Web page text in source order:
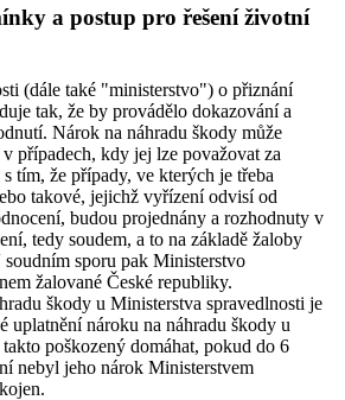
a postup pro řešení životní
(dále také "ministerstvo") o přiznání
tak, že by provádělo dokazování a
Nárok na náhradu škody může
případech, kdy jej lze považovat za
tím, že případy, ve kterých je třeba
takové, jejichž vyřízení odvisí od
budou projednány a rozhodnuty v
tedy soudem, a to na základě žaloby
sporu pak Ministerstvo
žalované České republiky.
škody u Ministerstva spravedlnosti je
uplatnění nároku na náhradu škody u
poškozený domáhat, pokud do 6
nebyl jeho nárok Ministerstvem